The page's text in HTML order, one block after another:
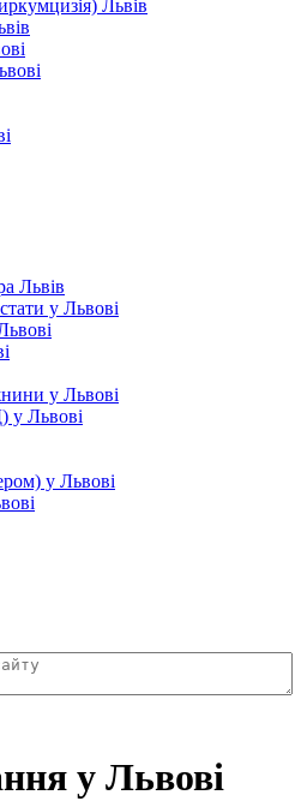
Львів
Львів
у Львові
у Львові
у Львові
у Львові
у Львові